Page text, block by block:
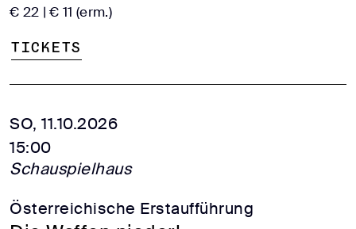
€ 22 | € 11 (erm.)
Tickets
SO, 11.10.2026
15:00
Schauspielhaus
Österreichische Erstaufführung